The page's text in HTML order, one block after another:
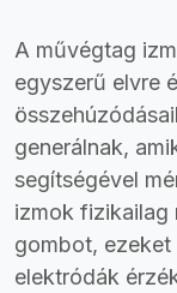
A művégtag
egyszerű elvre
generálnak,
segítségével
izmok fizikailag
gombot,
elektródák